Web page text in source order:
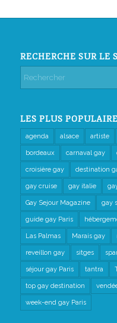
RECHERCHE SUR LE
LES PLUS
agenda alsace artiste
bordeaux carnaval gay
croisière gay destination
gay cruise gay italie
Gay Sejour Magazine gay
guide gay Paris
Las Palmas Marais gay
reveillon gay sitges
séjour gay Paris tantra
top gay destination
week-end gay Paris